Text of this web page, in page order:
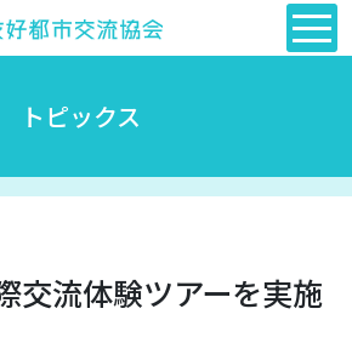
トピックス
交流体験ツアーを実施